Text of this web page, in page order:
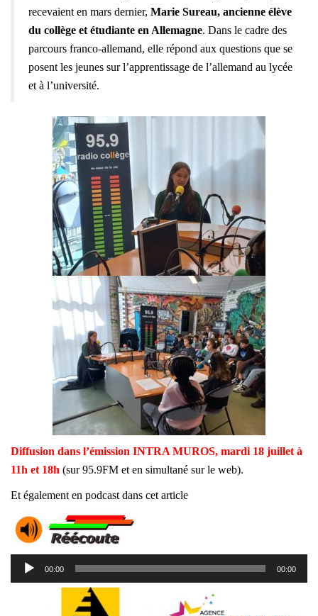
recevaient en mars dernier, Marie Sureau, ancienne élève
du collège et étudiante en Allemagne. Dans le cadre des
parcours franco-allemand, elle répond aux questions que se
posent les jeunes sur l’apprentissage de l’allemand au lycée
et à l’université.
Diffusion dans l’émission INTRA MUROS, mardi 18 juillet à
11h et 18h (sur 95.9FM et en simultané sur le web).
Et également en podcast dans cet article
Lecteur
audio
00:00 00:00